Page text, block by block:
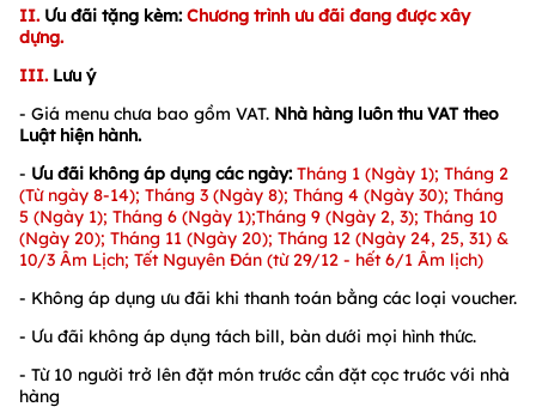
II. Ưu đãi tặng kèm: Chương trình ưu đãi đang được xây
dựng.
III. Lưu ý
- Giá menu chưa bao gồm VAT. Nhà hàng luôn thu VAT theo
Luật hiện hành.
- Ưu đãi không áp dụng các ngày: Tháng 1 (Ngày 1); Tháng 2
(Từ ngày 8-14); Tháng 3 (Ngày 8); Tháng 4 (Ngày 30); Tháng
5 (Ngày 1); Tháng 6 (Ngày 1);Tháng 9 (Ngày 2, 3); Tháng 10
(Ngày 20); Tháng 11 (Ngày 20); Tháng 12 (Ngày 24, 25, 31) &
10/3 Âm Lịch; Tết Nguyên Đán (từ 29/12 - hết 6/1 Âm lịch)
- Không áp dụng ưu đãi khi thanh toán bằng các loại voucher.
- Ưu đãi không áp dụng tách bill, bàn dưới mọi hình thức.
- Từ 10 người trở lên đặt món trước cần đặt cọc trước với nhà
hàng
/1